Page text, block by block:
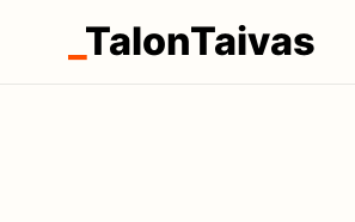
TalonTaivas